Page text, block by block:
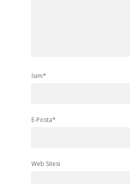
İsim*
E-Posta*
Web Sitesi